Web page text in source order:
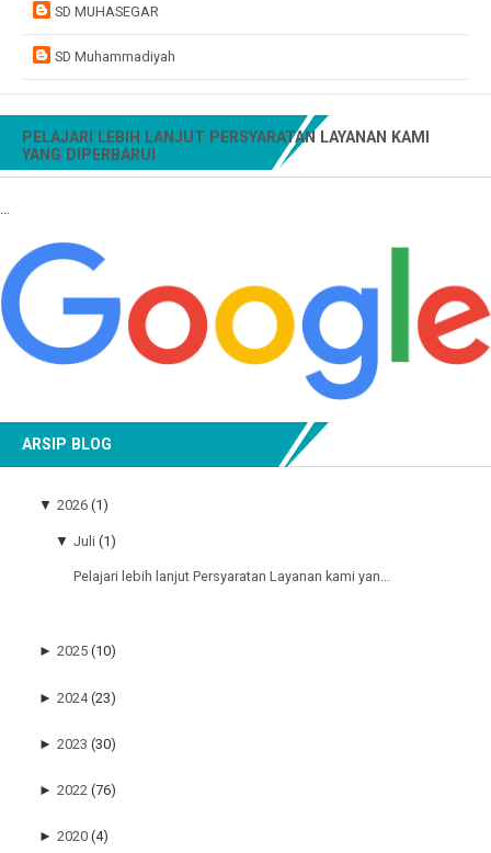
SD MUHASEGAR
SD Muhammadiyah
PELAJARI LEBIH LANJUT PERSYARATAN LAYANAN KAMI
YANG DIPERBARUI
...
ARSIP BLOG
▼ 2026 (1)
▼Juli(1)
Pelajari lebih lanjut Persyaratan Layanan kami yan...
► 2025 (10)
► 2024(23)
► 2023 (30)
► 2022 (76)
► 2020 (4)